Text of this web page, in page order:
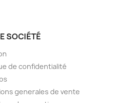
SOCIÉTÉ
de confidentialité
generales de vente